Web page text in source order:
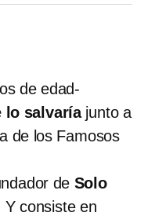
de edad-
lo salvaríajunto a
de los Famosos
de Solo
Y consiste en